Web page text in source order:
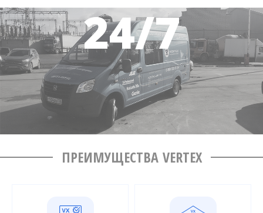
ПРЕИМУЩЕСТВА VERTEX